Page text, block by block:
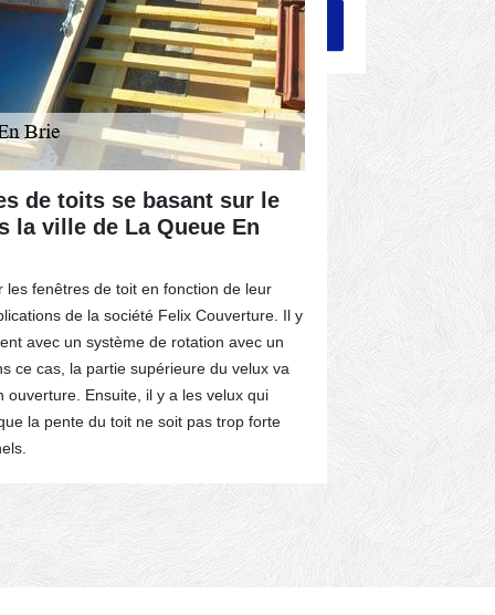
de toits se basant sur le
la ville de La Queue En
les fenêtres de toit en fonction de leur
de la société Felix Couverture. Il y
avec un système de rotation avec un
ce cas, la partie supérieure du velux va
Ensuite, il y a les velux qui
la pente du toit ne soit pas trop forte
Une fenêtre
ventilation
En fait, il y a
les métaux
perçoit
pluie
l'isolation